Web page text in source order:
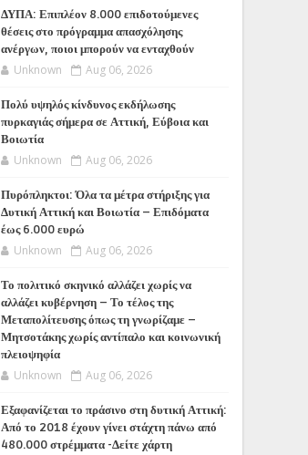
ΔΥΠΑ: Επιπλέον 8.000 επιδοτούμενες
θέσεις στο πρόγραμμα απασχόλησης
ανέργων, ποιοι μπορούν να ενταχθούν
Unknown Aug 06, 2026
Πολύ υψηλός κίνδυνος εκδήλωσης
πυρκαγιάς σήμερα σε Αττική, Εύβοια και
Βοιωτία
Unknown Aug 06, 2026
Πυρόπληκτοι: Όλα τα μέτρα στήριξης για
Δυτική Αττική και Βοιωτία – Επιδόματα
έως 6.000 ευρώ
Unknown Aug 06, 2026
Το πολιτικό σκηνικό αλλάζει χωρίς να
αλλάζει κυβέρνηση – Το τέλος της
Μεταπολίτευσης όπως τη γνωρίζαμε –
Μητσοτάκης χωρίς αντίπαλο και κοινωνική
πλειοψηφία
Unknown Aug 06, 2026
Εξαφανίζεται το πράσινο στη δυτική Αττική:
Από το 2018 έχουν γίνει στάχτη πάνω από
480.000 στρέμματα -Δείτε χάρτη